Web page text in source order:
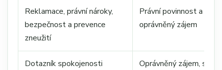
Reklamace, právní nároky,
bezpečnost a prevence
zneužití
Právní povinnost a
oprávněný zájem
Dotazník spokojenosti
Oprávněný zájem, s